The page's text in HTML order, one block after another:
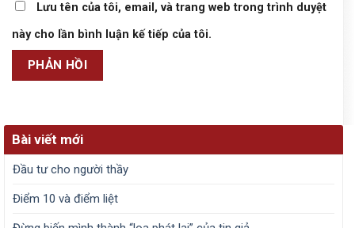
Lưu tên của tôi, email, và trang web trong trình duyệt
này cho lần bình luận kế tiếp của tôi.
Bài viết mới
Đầu tư cho người thầy
Điểm 10 và điểm liệt